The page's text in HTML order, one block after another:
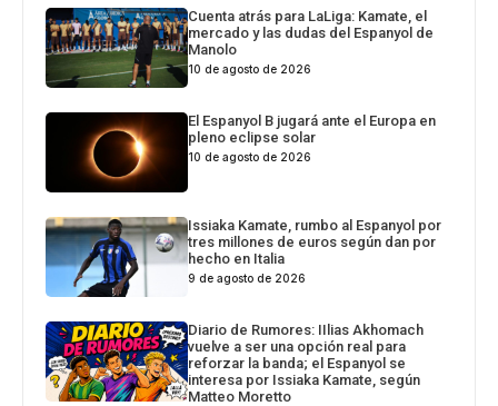
Cuenta atrás para LaLiga: Kamate, el
mercado y las dudas del Espanyol de
Manolo
10 de agosto de 2026
El Espanyol B jugará ante el Europa en
pleno eclipse solar
10 de agosto de 2026
Issiaka Kamate, rumbo al Espanyol por
tres millones de euros según dan por
hecho en Italia
9 de agosto de 2026
Diario de Rumores: IIlias Akhomach
vuelve a ser una opción real para
reforzar la banda; el Espanyol se
interesa por Issiaka Kamate, según
Matteo Moretto